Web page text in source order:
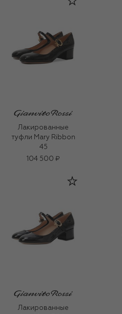
Лакированные
туфли Mary Ribbon
45
104 500 ₽
Лакированные